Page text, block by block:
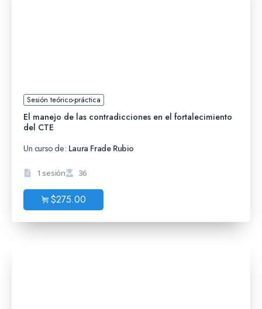
Sesión teórico-práctica
El manejo de las contradicciones en el fortalecimiento
del CTE
Un curso de: Laura Frade Rubio
1 sesión 36
$275.00